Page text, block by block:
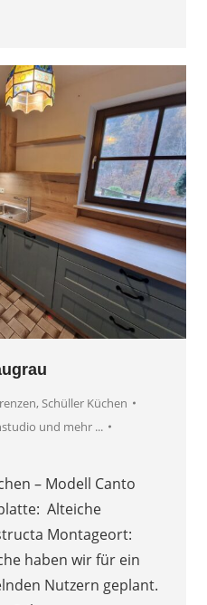
, Schüller Küchen
und mehr ...
– Modell Canto
Alteiche
Montageort:
haben wir für ein
Nutzern geplant.